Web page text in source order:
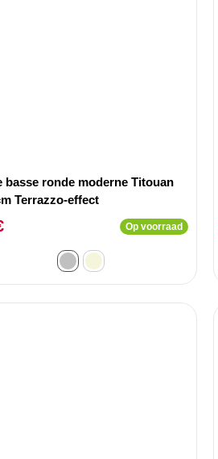
basse ronde moderne Titouan
Terrazzo-effect
Op voorraad